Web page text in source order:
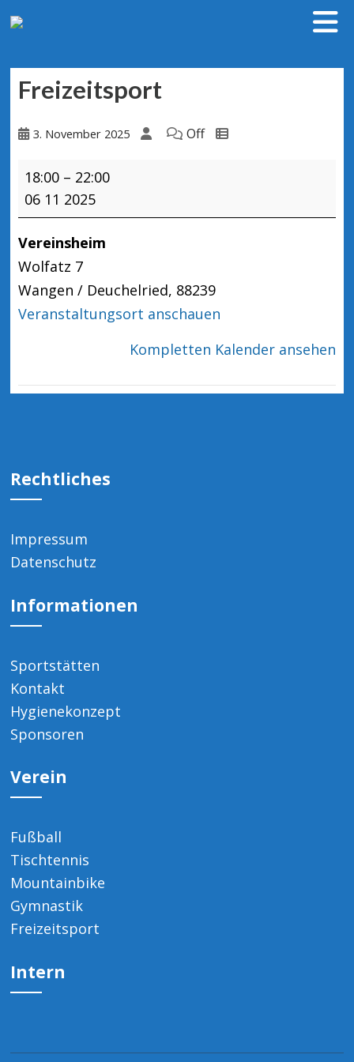
Freizeitsport
3. November 2025 Off
Freizeitsport
18:00 – 22:00
06 11 2025
Vereinsheim
Wolfatz 7
Wangen / Deuchelried, 88239
Veranstaltungsort anschauen
Kompletten Kalender ansehen
Rechtliches
Impressum
Datenschutz
Informationen
Sportstätten
Kontakt
Hygienekonzept
Sponsoren
Verein
Fußball
Tischtennis
Mountainbike
Gymnastik
Freizeitsport
Intern